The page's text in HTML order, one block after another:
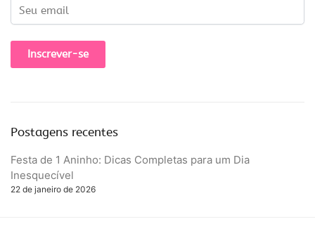
Postagens recentes
Festa de 1 Aninho: Dicas Completas para um Dia
Inesquecível
22 de janeiro de 2026